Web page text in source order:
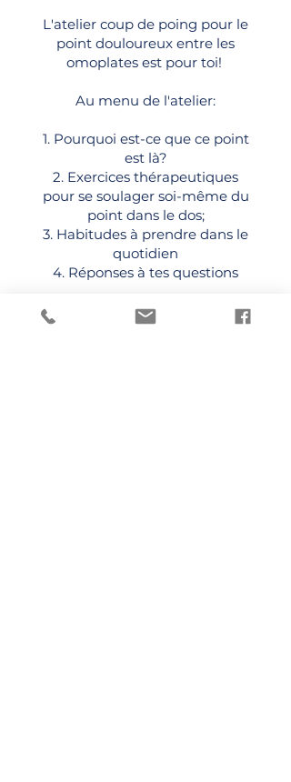
L'atelier coup de poing pour le
point douloureux entre les
omoplates est pour toi!
Au menu de l'atelier:
1. Pourquoi est-ce que ce point
est là?
2. Exercices thérapeutiques
pour se soulager soi-même du
point dans le dos;
3. Habitudes à prendre dans le
quotidien
4. Réponses à tes questions
Un tapis, un ou deux oreillers,
voilà tout ce que tu auras de